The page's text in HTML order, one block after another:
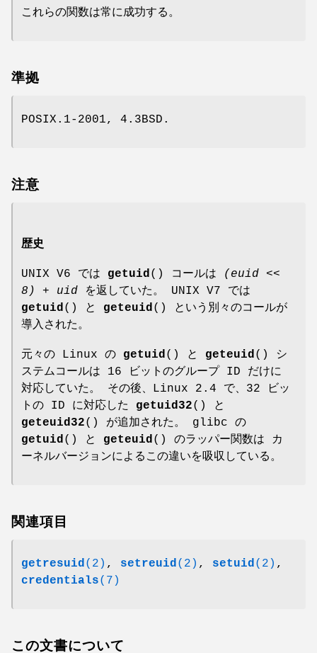
これらの関数は常に成功する。
準拠
POSIX.1-2001, 4.3BSD.
注意
歴史
UNIX V6 では getuid() コールは
(euid <<
8) + uid を返していた。 UNIX V7 では
getuid() と geteuid() という別々のコールが
導入された。
元々の Linux の getuid() と geteuid() シ
ステムコールは 16 ビットのグループ ID だけに
対応していた。 その後、Linux 2.4 で、32 ビッ
トの ID に対応した getuid32() と
geteuid32() が追加された。 glibc の
getuid() と geteuid() のラッパー関数は カ
ーネルバージョンによるこの違いを吸収している。
関連項目
getresuid(2) , setreuid(2) , setuid(2) ,
credentials(7)
この文書について